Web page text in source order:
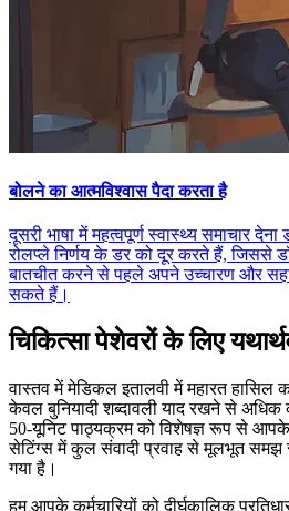
बोलने का आत्मविश्वास पैदा करता है
दूसरी भाषा में महत्वपूर्ण स्वास्थ्य समाचार
रोलप्ले निर्णय के डर को दूर करते हैं, जिससे
बातचीत करने से पहले अपने उच्चारण और
सकते हैं।
चिकित्सा पेशेवरों के लिए
वास्तव में मेडिकल इतालवी में महारत
केवल बुनियादी शब्दावली याद रखने से
50-यूनिट पाठ्यक्रम को विशेषज्ञ रूप से आपके
सेटिंग्स में कुल संवादी प्रवाह से मूलभूत समझ
गया है।
हम आपके कर्मचारियों को दीर्घकालिक